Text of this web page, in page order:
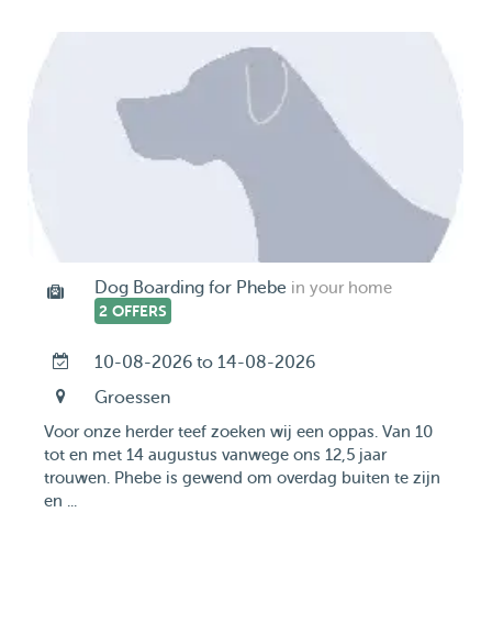
Dog Boarding for Phebe in your home
2 OFFERS
10-08-2026 to 14-08-2026
Groessen
Voor onze herder teef zoeken wij een oppas. Van 10
tot en met 14 augustus vanwege ons 12,5 jaar
trouwen. Phebe is gewend om overdag buiten te zijn
en ...